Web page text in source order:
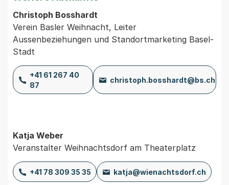
Christoph Bosshardt
Verein Basler Weihnacht, Leiter
Aussenbeziehungen und Standortmarketing Basel-
Stadt
+41 61 267 40
87
christoph.bosshardt@bs.ch
Katja Weber
Veranstalter Weihnachtsdorf am Theaterplatz
+41 78 309 35 35 katja@wienachtsdorf.ch